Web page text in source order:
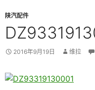
陕汽配件
2016年9月19日 维拉